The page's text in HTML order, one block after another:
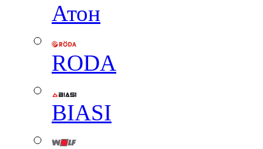
Атон
RODA
BIASI